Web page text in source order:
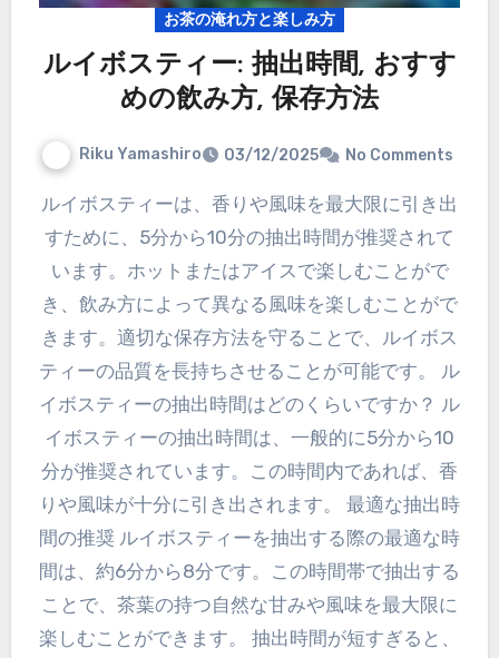
お茶の淹れ方と楽しみ方
ルイボスティー: 抽出時間, おすす
めの飲み方, 保存方法
Riku Yamashiro 03/12/2025 No Comments
ルイボスティーは、香りや風味を最大限に引き出
すために、5分から10分の抽出時間が推奨されて
います。ホットまたはアイスで楽しむことがで
き、飲み方によって異なる風味を楽しむことがで
きます。適切な保存方法を守ることで、ルイボス
ティーの品質を長持ちさせることが可能です。 ル
イボスティーの抽出時間はどのくらいですか？ ル
イボスティーの抽出時間は、一般的に5分から10
分が推奨されています。この時間内であれば、香
りや風味が十分に引き出されます。 最適な抽出時
間の推奨 ルイボスティーを抽出する際の最適な時
間は、約6分から8分です。この時間帯で抽出する
ことで、茶葉の持つ自然な甘みや風味を最大限に
楽しむことができます。 抽出時間が短すぎると、